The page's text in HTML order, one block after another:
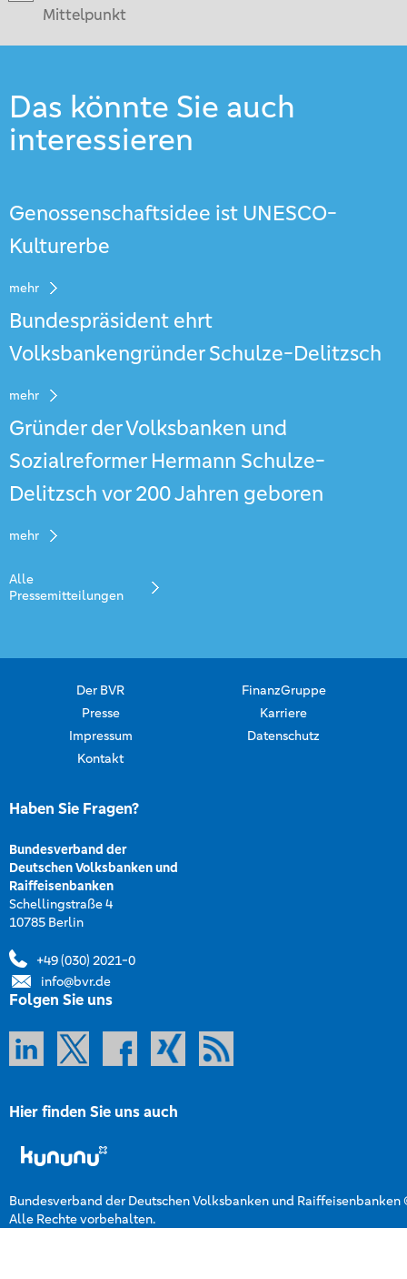
Mittelpunkt
Das könnte Sie auch
interessieren
Genossenschaftsidee ist UNESCO-
Kulturerbe
mehr
Bundespräsident ehrt
Volksbankengründer Schulze-Delitzsch
mehr
Gründer der Volksbanken und
Sozialreformer Hermann Schulze-
Delitzsch vor 200 Jahren geboren
mehr
Alle
Pressemitteilungen
Der BVR
FinanzGruppe
Presse
Karriere
Impressum
Datenschutz
Kontakt
Haben Sie Fragen?
Bundesverband der
Deutschen Volksbanken und
Raiffeisenbanken
Schellingstraße 4
10785 Berlin
+49 (030) 2021-0
info@bvr.de
Folgen Sie uns
Hier finden Sie uns auch
Bundesverband der Deutschen Volksbanken und Raiffeisenbanken
Alle Rechte vorbehalten.